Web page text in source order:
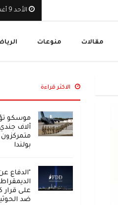
أحبطت هجوماً حوثياً يهدد البحر الأحمر
الأحد 9 أغسطس, 2026
مقالات منوعات
الاكثر قراءة
آلاف
متمركزون
بولندا
"الدفاع
على قرار
ضد